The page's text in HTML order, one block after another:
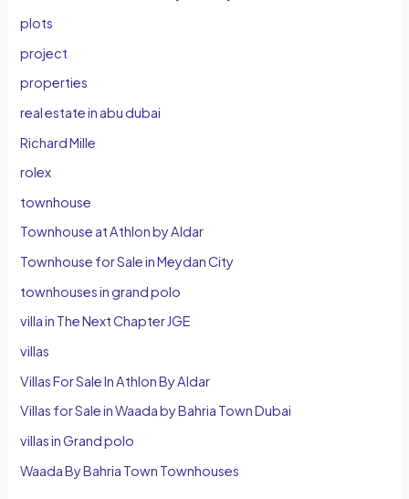
plots
project
properties
real estate in abu dubai
Richard Mille
rolex
townhouse
Townhouse at Athlon by Aldar
Townhouse for Sale in Meydan City
townhouses in grand polo
villa in The Next Chapter JGE
villas
Villas For Sale In Athlon By Aldar
Villas for Sale in Waada by Bahria Town Dubai
villas in Grand polo
Waada By Bahria Town Townhouses